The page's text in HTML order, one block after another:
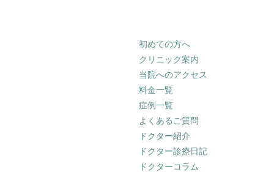
初めての方へ
クリニック案内
当院へのアクセス
料金一覧
症例一覧
よくあるご質問
ドクター紹介
ドクター診療日記
ドクターコラム